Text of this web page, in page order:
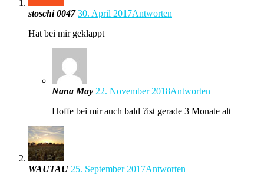
stoschi 0047 30. April 2017Antworten
Hat bei mir geklappt
Nana May 22. November 2018Antworten
Hoffe bei mir auch bald ?ist gerade 3 Monate alt
WAUTAU 25. September 2017Antworten